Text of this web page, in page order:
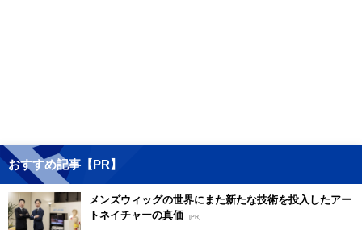
おすすめ記事【PR】
メンズウィッグの世界にまた新たな技術を投入したアー
トネイチャーの真価 [PR]